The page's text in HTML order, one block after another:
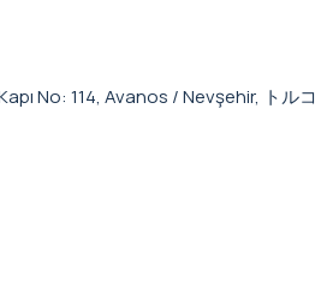
No: 114, Avanos / Nevşehir, トルコ